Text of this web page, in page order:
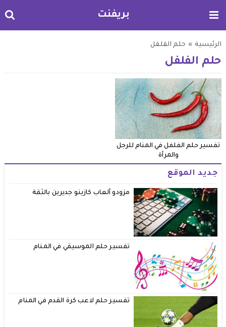
بريفنت
الرئيسية » حلم الفلفل
حلم الفلفل
تفسير حلم الفلفل في المنام للرجل
والمرأة
جديد الموقع
مزودو ألعاب كازينو جديرين بالثقة
تفسير حلم الموسيقي في المنام
تفسير حلم لاعب كرة القدم في المنام